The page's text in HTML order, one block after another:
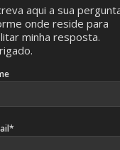
aqui a sua
onde reside para
minha resposta.